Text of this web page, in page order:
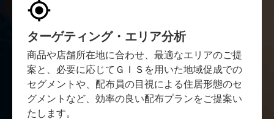
ターゲティング・エリア分析
商品や店舗所在地に合わせ、最適なエリアのご提
案と、必要に応じてＧＩＳを用いた地域促成での
セグメントや、配布員の目視による住居形態のセ
グメントなど、効率の良い配布プランをご提案い
たします。